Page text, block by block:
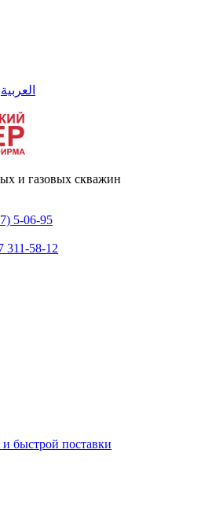
العربية
и газовых скважин
5-06-95
311-58-12
быстрой поставки